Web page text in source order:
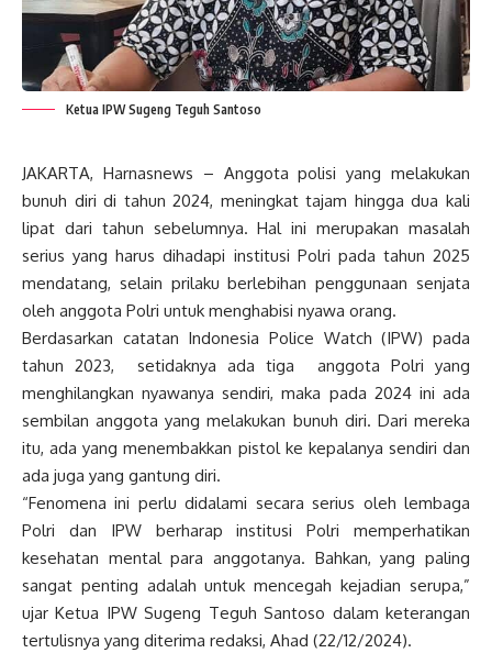
Ketua IPW Sugeng Teguh Santoso
JAKARTA, Harnasnews – Anggota polisi yang melakukan
bunuh diri di tahun 2024, meningkat tajam hingga dua kali
lipat dari tahun sebelumnya. Hal ini merupakan masalah
serius yang harus dihadapi institusi Polri pada tahun 2025
mendatang, selain prilaku berlebihan penggunaan senjata
oleh anggota Polri untuk menghabisi nyawa orang.
Berdasarkan catatan Indonesia Police Watch (IPW) pada
tahun 2023, setidaknya ada tiga anggota Polri yang
menghilangkan nyawanya sendiri, maka pada 2024 ini ada
sembilan anggota yang melakukan bunuh diri. Dari mereka
itu, ada yang menembakkan pistol ke kepalanya sendiri dan
ada juga yang gantung diri.
“Fenomena ini perlu didalami secara serius oleh lembaga
Polri dan IPW berharap institusi Polri memperhatikan
kesehatan mental para anggotanya. Bahkan, yang paling
sangat penting adalah untuk mencegah kejadian serupa,”
ujar Ketua IPW Sugeng Teguh Santoso dalam keterangan
tertulisnya yang diterima redaksi, Ahad (22/12/2024).